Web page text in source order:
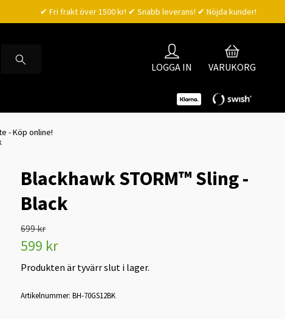
✔ Fri frakt över 1500 kr! ✔ Snabb leverans! ✔ Nöjda kunder!
LOGGA IN VARUKORG
- Köp online!
Blackhawk STORM™ Sling -
Black
699 kr
599 kr
Produkten är tyvärr slut i lager.
Artikelnummer: BH-70GS12BK